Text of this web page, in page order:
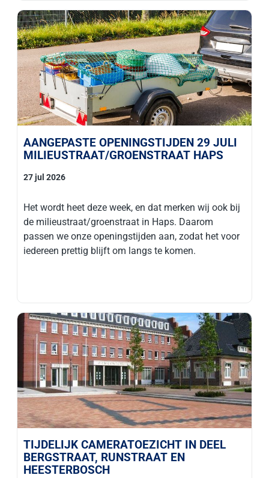
AANGEPASTE OPENINGSTIJDEN 29 JULI
MILIEUSTRAAT/GROENSTRAAT HAPS
27 jul 2026
Het wordt heet deze week, en dat merken wij ook bij
de milieustraat/groenstraat in Haps. Daarom
passen we onze openingstijden aan, zodat het voor
iedereen prettig blijft om langs te komen.
TIJDELIJK CAMERATOEZICHT IN DEEL
BERGSTRAAT, RUNSTRAAT EN
HEESTERBOSCH